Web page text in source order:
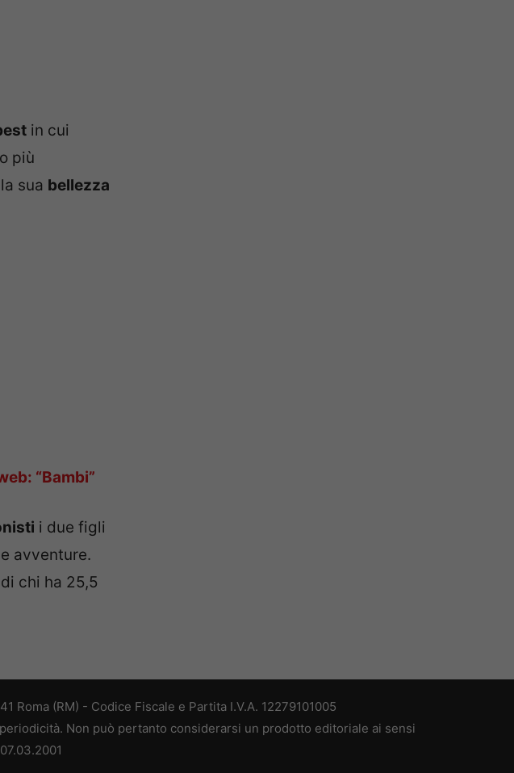
in cui
più
sua bellezza
“Bambi”
i due figli
avventure.
chi ha 25,5
Roma (RM) - Codice Fiscale e Partita I.V.A. 12279101005
Non può pertanto considerarsi un prodotto editoriale ai sensi